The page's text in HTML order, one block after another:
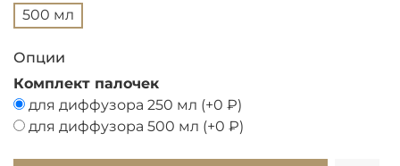
500 мл
Опции
Комплект палочек
для диффузора 250 мл (+0 ₽)
для диффузора 500 мл (+0 ₽)